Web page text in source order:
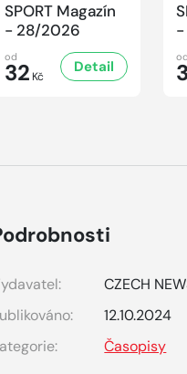
SPORT Magazín
- 28/2026
od
32 Kč
Detail
-
od
CZECH
12.10.2024
Časopisy